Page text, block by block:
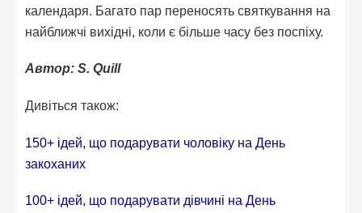
календаря. Багато пар переносять святкування на
найближчі вихідні, коли є більше часу без поспіху.
Автор: S. Quill
Дивіться також:
150+ ідей, що подарувати чоловіку на День
закоханих
100+ ідей, що подарувати дівчині на День